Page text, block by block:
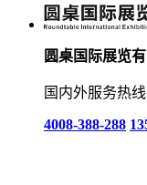
圆桌国际展览
国内外服务热线
4008-388-288